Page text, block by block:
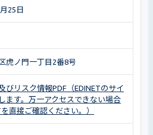
25日
虎ノ門一丁目2番8号
びリスク情報PDF（EDINETのサイ
ます。万一アクセスできない場合
を直接ご確認ください。）